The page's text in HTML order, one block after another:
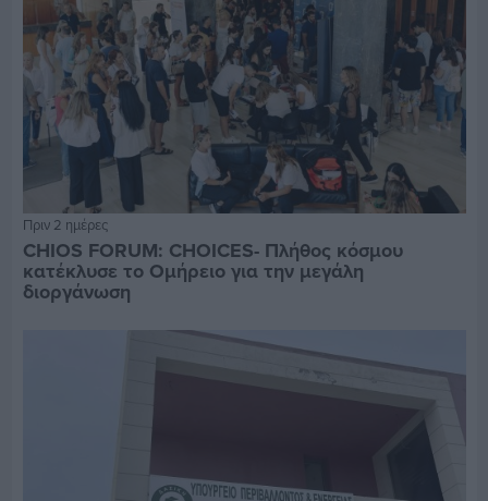
Πριν 2 ημέρες
CHIOS FORUM: CHOICES- Πλήθος κόσμου
κατέκλυσε το Ομήρειο για την μεγάλη
διοργάνωση